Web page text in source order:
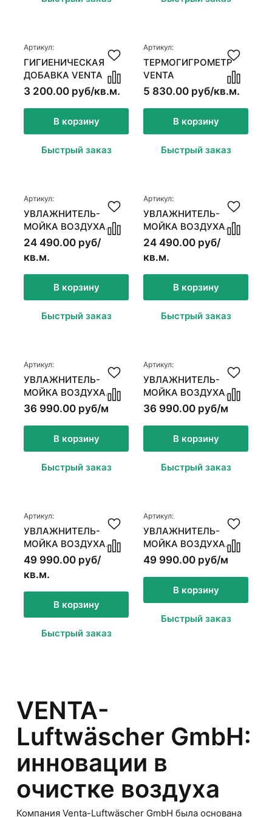
Артикул:
ГИГИЕНИЧЕСКАЯ
ДОБАВКА VENTA
3 200.00 руб/кв.м.
В корзину
Быстрый заказ
Артикул:
ТЕРМОГИГРОМЕТР
VENTA
5 830.00 руб/кв.м.
В корзину
Быстрый заказ
Артикул:
УВЛАЖНИТЕЛЬ-
МОЙКА ВОЗДУХА
VENTA ORIGINAL LW15,
ЧЕРНЫЙ
24 490.00 руб/
кв.м.
В корзину
Быстрый заказ
Артикул:
УВЛАЖНИТЕЛЬ-
МОЙКА ВОЗДУХА
VENTA ORIGINAL LW15,
БЕЛЫЙ
24 490.00 руб/
кв.м.
В корзину
Быстрый заказ
Артикул:
УВЛАЖНИТЕЛЬ-
МОЙКА ВОЗДУХА
VENTA ORIGINAL
LW25, ЧЕРНЫЙ
36 990.00 руб/м
В корзину
Быстрый заказ
Артикул:
УВЛАЖНИТЕЛЬ-
МОЙКА ВОЗДУХА
VENTA ORIGINAL
LW25, БЕЛЫЙ
36 990.00 руб/м
В корзину
Быстрый заказ
Артикул:
УВЛАЖНИТЕЛЬ-
МОЙКА ВОЗДУХА
VENTA ORIGINAL
LW45, БЕЛЫЙ
49 990.00 руб/
кв.м.
В корзину
Быстрый заказ
Артикул:
УВЛАЖНИТЕЛЬ-
МОЙКА ВОЗДУХА
VENTA ORIGINAL
LW45, ЧЕРНЫЙ
49 990.00 руб/м
В корзину
Быстрый заказ
VENTA-
Luftwäscher GmbH:
инновации в
очистке воздуха
Компания Venta-Luftwäscher GmbH была основана